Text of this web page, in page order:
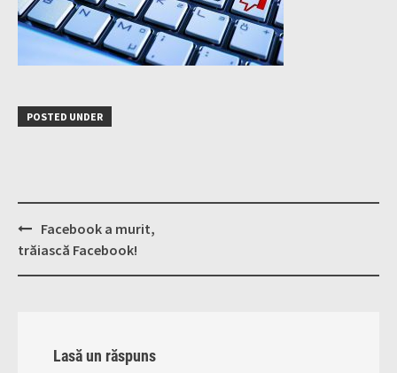
POSTED UNDER
Post
navigation
Facebook a murit,
trăiască Facebook!
Lasă un răspuns